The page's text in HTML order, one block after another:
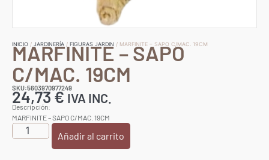
INICIO / JARDINERÍA / FIGURAS JARDIN / MARFINITE – SAPO C/MAC. 19CM
MARFINITE – SAPO
C/MAC. 19CM
SKU:5603970977249
24,73€ IVA INC.
Descripción:
MARFINITE – SAPO C/MAC. 19CM
Añadir al carrito